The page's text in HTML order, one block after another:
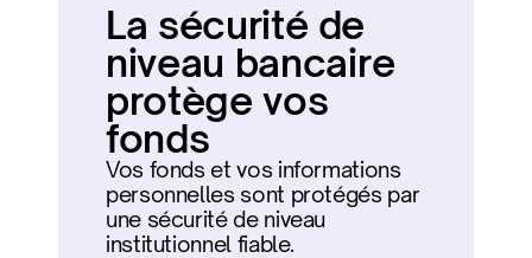
La sécurité de
niveau bancaire
protège vos
fonds
Vos fonds et vos informations
personnelles sont protégés par
une sécurité de niveau
institutionnel fiable.